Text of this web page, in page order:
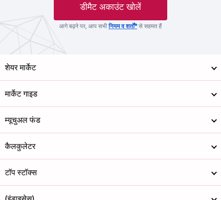
डीमैट अकाउंट खोलें
आगे बढ़ने पर, आप सभीनियम व शर्तों*से सहमत हैं
शेयर मार्केट
मार्केट गाइड
म्यूचुअल फंड
कैलकुलेटर
टॉप स्टॉक्स